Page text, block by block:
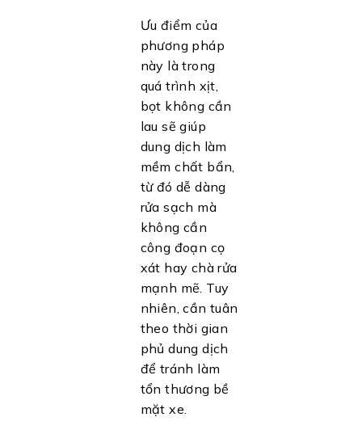
Ưu điểm của
phương pháp
này là trong
quá trình xịt,
bọt không cần
lau sẽ giúp
dung dịch làm
mềm chất bẩn,
từ đó dễ dàng
rửa sạch mà
không cần
công đoạn cọ
xát hay chà rửa
mạnh mẽ. Tuy
nhiên, cần tuân
theo thời gian
phủ dung dịch
để tránh làm
tổn thương bề
mặt xe.